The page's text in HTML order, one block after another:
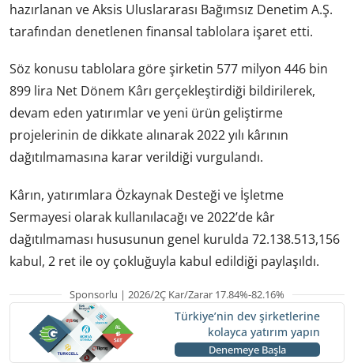
hazırlanan ve Aksis Uluslararası Bağımsız Denetim A.Ş.
tarafından denetlenen finansal tablolara işaret etti.
Söz konusu tablolara göre şirketin 577 milyon 446 bin
899 lira Net Dönem Kârı gerçekleştirdiği bildirilerek,
devam eden yatırımlar ve yeni ürün geliştirme
projelerinin de dikkate alınarak 2022 yılı kârının
dağıtılmamasına karar verildiği vurgulandı.
Kârın, yatırımlara Özkaynak Desteği ve İşletme
Sermayesi olarak kullanılacağı ve 2022’de kâr
dağıtılmaması hususunun genel kurulda 72.138.513,156
kabul, 2 ret ile oy çokluğuyla kabul edildiği paylaşıldı.
Sponsorlu | 2026/2Ç Kar/Zarar 17.84%-82.16%
Türkiye’nin dev şirketlerine
kolayca yatırım yapın
Denemeye Başla